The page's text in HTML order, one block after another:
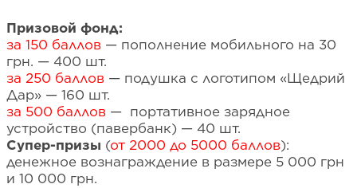
Призовой фонд:
за 150 баллов — пополнение мобильного на 30
грн. — 400 шт.
за 250 баллов — подушка с логотипом «Щедрий
Дар» — 160 шт.
за 500 баллов — портативное зарядное
устройство (павербанк) — 40 шт.
Супер-призы (от 2000 до 5000 баллов):
денежное вознаграждение в размере 5 000 грн
и 10 000 грн.